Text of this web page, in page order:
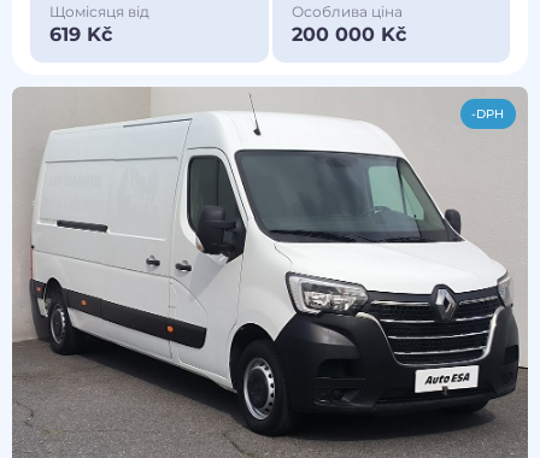
Щомісяця від
619 Kč
Особлива ціна
200 000 Kč
-DPH